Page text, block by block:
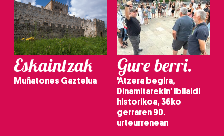
Eskaintzak
Muñatones Gaztelua
Gure berri.
'Atzera begira,
Dinamitarekin' ibilaldi
historikoa, 36ko
gerraren 90.
urteurrenean